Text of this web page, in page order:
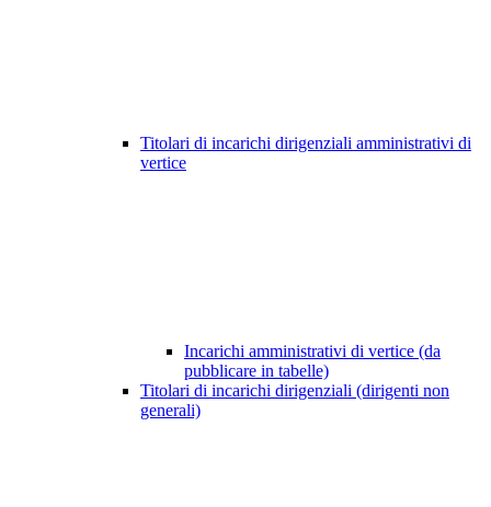
Titolari di incarichi dirigenziali amministrativi di
vertice
Incarichi amministrativi di vertice (da
pubblicare in tabelle)
Titolari di incarichi dirigenziali (dirigenti non
generali)